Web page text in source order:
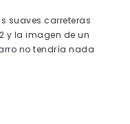
suaves carreteras
y la imagen de un
no tendría nada